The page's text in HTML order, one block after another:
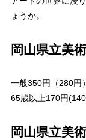
ょうか。
岡山県立美
一般350円（280円
65歳以上170円
岡山県立美